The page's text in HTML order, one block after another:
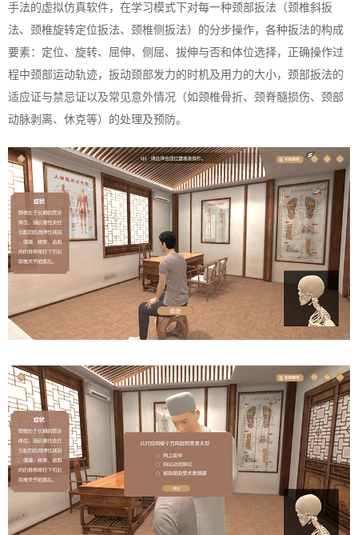
手法的虚拟仿真软件，在学习模式下对每一种颈部扳法（颈椎斜扳
法、颈椎旋转定位扳法、颈椎侧扳法）的分步操作，各种扳法的构成
要素：定位、旋转、屈伸、侧屈、拔伸与否和体位选择，正确操作过
程中颈部运动轨迹，扳动颈部发力的时机及用力的大小，颈部扳法的
适应证与禁忌证以及常见意外情况（如颈椎骨折、颈脊髓损伤、颈部
动脉剥离、休克等）的处理及预防。